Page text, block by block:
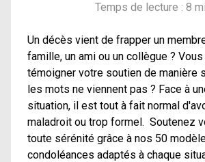
Temps de lecture : 8
Un décès vient de frapper un
famille, un ami ou un collègue ?
témoigner votre soutien de manière
les mots ne viennent pas ? Face à
situation, il est tout à fait normal
maladroit ou trop formel. Soutenez
toute sérénité grâce à nos 50
condoléances adaptés à chaque